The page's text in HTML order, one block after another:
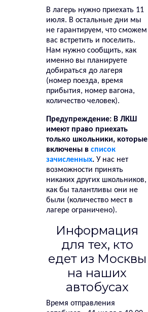
В лагерь нужно приехать 11
июля. В остальные дни мы
не гарантируем, что сможем
вас встретить и поселить.
Нам нужно сообщить, как
именно вы планируете
добираться до лагеря
(номер поезда, время
прибытия, номер вагона,
количество человек).
Предупреждение: В ЛКШ
имеют право приехать
только школьники, которые
включены в список
зачисленных. У нас нет
возможности принять
никаких других школьников,
как бы талантливы они не
были (количество мест в
лагере ограничено).
Информация
для тех, кто
едет из Москвы
на наших
автобусах
Время отправления